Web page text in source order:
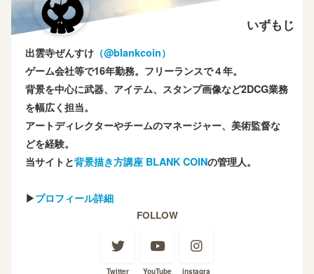
いずもじ
出雲寺ぜんすけ （‎@blankcoin）
ゲーム会社等で16年勤務。フリーランスで４年。
背景を中心に武器、アイテム、スタンプ画像など2DCG業務
を幅広く担当。
アートディレクターやチームのマネージャー、美術監督な
どを経験。
当サイトと背景描き方講座 BLANK COINの管理人。
▶プロフィール詳細
FOLLOW
Twitter YouTube
instagra